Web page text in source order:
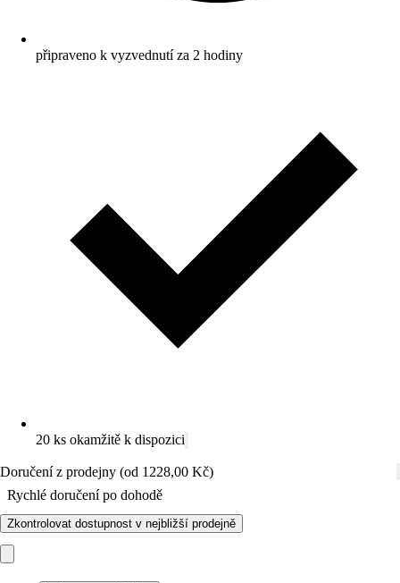
připraveno k vyzvednutí za 2 hodiny
20 ks okamžitě k dispozici
Doručení z prodejny (od 1228,00 Kč)
Rychlé doručení po dohodě
Zkontrolovat dostupnost v nejbližší prodejně